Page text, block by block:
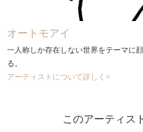
オートモアイ
一人称しか存在しない世界をテーマに
る。
アーティストについて詳しく>
このアーティス